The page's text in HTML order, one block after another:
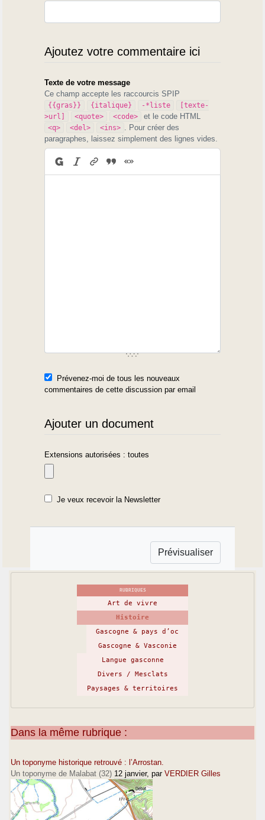
Ajoutez votre commentaire ici
Texte de votre message
Ce champ accepte les raccourcis SPIP
{{gras}} {italique} -*liste
[texte-
>url]
<quote> <code> et le code HTML
<q> <del> <ins>
. Pour créer des
paragraphes, laissez simplement des lignes vides.
Prévenez-moi de tous les nouveaux
commentaires de cette discussion par email
Ajouter un document
Extensions autorisées : toutes
Je veux recevoir la Newsletter
RUBRIQUES
Art de vivre
Histoire
Gascogne & pays d’oc
Gascogne & Vasconie
Langue gasconne
Divers / Mesclats
Paysages & territoires
Dans la même rubrique :
Un toponyme historique retrouvé : l’Arrostan.
Un toponyme de Malabat (32) 12 janvier, par VERDIER Gilles